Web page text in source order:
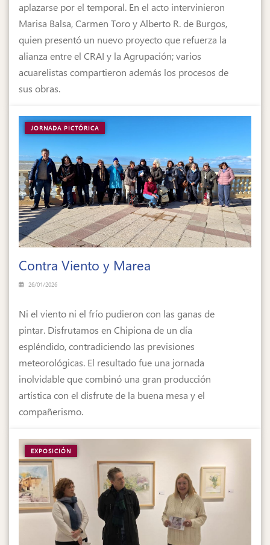
aplazarse por el temporal. En el acto intervinieron
Marisa Balsa, Carmen Toro y Alberto R. de Burgos,
quien presentó un nuevo proyecto que refuerza la
alianza entre el CRAI y la Agrupación; varios
acuarelistas compartieron además los procesos de
sus obras.
JORNADA PICTÓRICA
Contra Viento y Marea
26/01/2026
Ni el viento ni el frío pudieron con las ganas de
pintar. Disfrutamos en Chipiona de un día
espléndido, contradiciendo las previsiones
meteorológicas. El resultado fue una jornada
inolvidable que combinó una gran producción
artística con el disfrute de la buena mesa y el
compañerismo.
EXPOSICIÓN